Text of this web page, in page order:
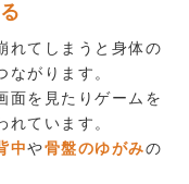
れてしまうと身体の
がります。
面を見たりゲームを
れています。
中や骨盤のゆがみの